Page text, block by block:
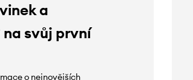
a
svůj první
o nejnovějších